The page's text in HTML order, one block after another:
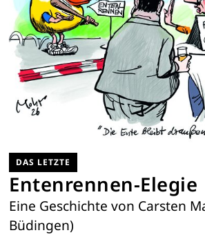
DAS LETZTE
Entenrennen-Elegie
Eine Geschichte von Carsten
Büdingen)